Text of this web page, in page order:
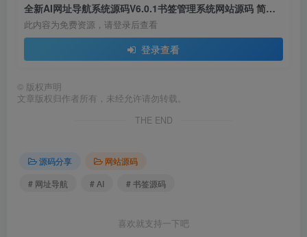
全新AI网址导航系统源码V6.0.1书签管理系统网站源码 简化安装过程 修复前台导航排序
此内容为免费资源，请登录后查看
登录查看
© 版权声明
文章版权归作者所有，未经允许请勿转载。
THE END
源码分享
网站源码
# 网址导航
# AI # 书签源码
喜欢就支持一下吧